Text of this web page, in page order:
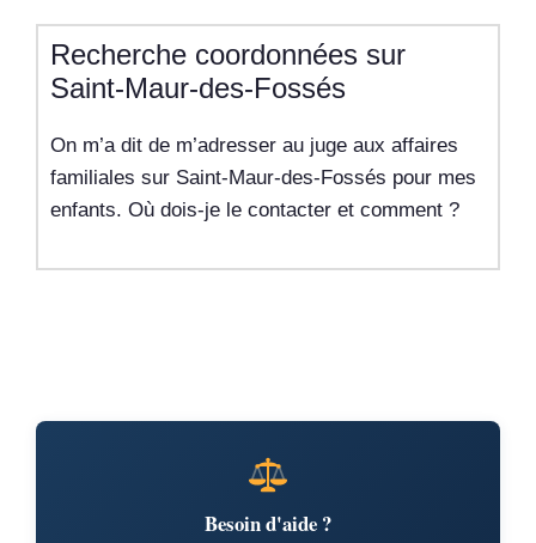
Recherche coordonnées sur
Saint-Maur-des-Fossés
On m’a dit de m’adresser au juge aux affaires
familiales sur Saint-Maur-des-Fossés pour mes
enfants. Où dois-je le contacter et comment ?
Besoin d'aide ?